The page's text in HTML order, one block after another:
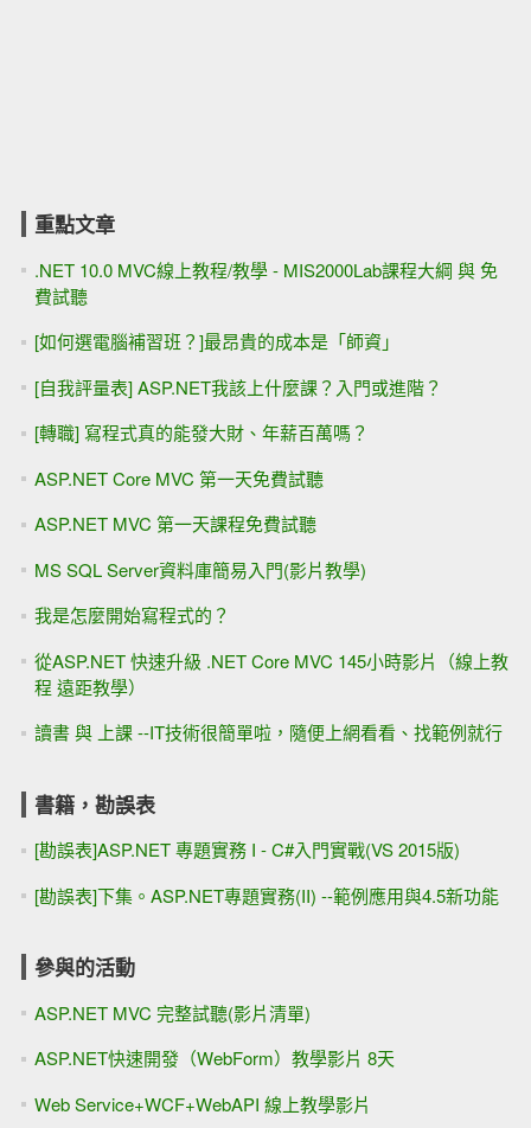
重點文章
.NET 10.0 MVC線上教程/教學 - MIS2000Lab課程大綱 與 免
費試聽
[如何選電腦補習班？]最昂貴的成本是「師資」
[自我評量表] ASP.NET我該上什麼課？入門或進階？
[轉職] 寫程式真的能發大財、年薪百萬嗎？
ASP.NET Core MVC 第一天免費試聽
ASP.NET MVC 第一天課程免費試聽
MS SQL Server資料庫簡易入門(影片教學)
我是怎麼開始寫程式的？
從ASP.NET 快速升級 .NET Core MVC 145小時影片（線上教
程 遠距教學）
讀書 與 上課 --IT技術很簡單啦，隨便上網看看、找範例就行
書籍，勘誤表
[勘誤表]ASP.NET 專題實務 I - C#入門實戰(VS 2015版)
[勘誤表]下集。ASP.NET專題實務(II) --範例應用與4.5新功能
參與的活動
ASP.NET MVC 完整試聽(影片清單)
ASP.NET快速開發（WebForm）教學影片 8天
Web Service+WCF+WebAPI 線上教學影片